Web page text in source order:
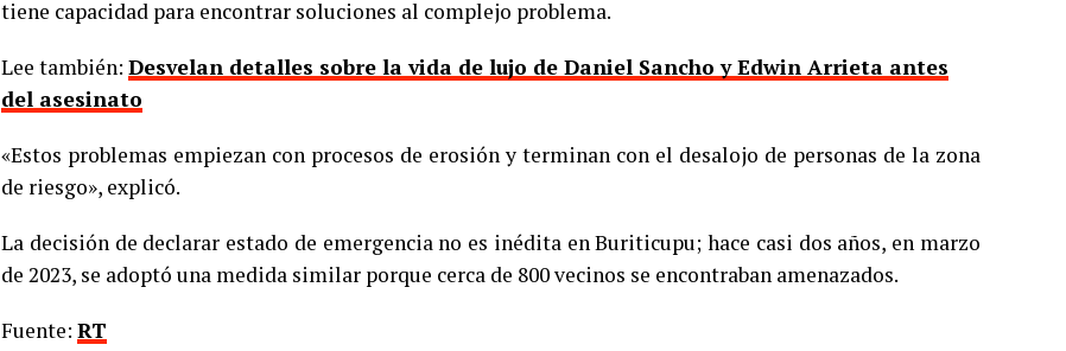
tiene capacidad para encontrar soluciones al complejo problema.
Lee también: Desvelan detalles sobre la vida de lujo de Daniel Sancho y Edwin Arrieta antes
del asesinato
«Estos problemas empiezan con procesos de erosión y terminan con el desalojo de personas de la zona
de riesgo», explicó.
La decisión de declarar estado de emergencia no es inédita en Buriticupu; hace casi dos años, en marzo
de 2023, se adoptó una medida similar porque cerca de 800 vecinos se encontraban amenazados.
Fuente: RT